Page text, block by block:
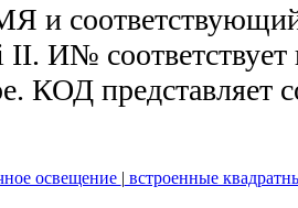
и
II. И№
КОД представляет
освещение | встроенные